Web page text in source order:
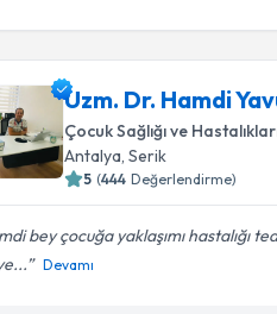
Uzm. Dr. Hamdi
Çocuk Sağlığı ve
Antalya ,Serik
5 (444 Değerlendirme)
bey çocuğa yaklaşımı hastalığı
Devamı